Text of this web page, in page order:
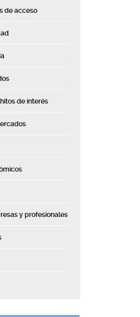
de acceso
de interés
y profesionales